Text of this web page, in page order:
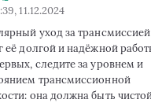
11.12.2024
уход за
её долгой и надёжной
следите за уровнем и
трансмиссионной
она должна быть